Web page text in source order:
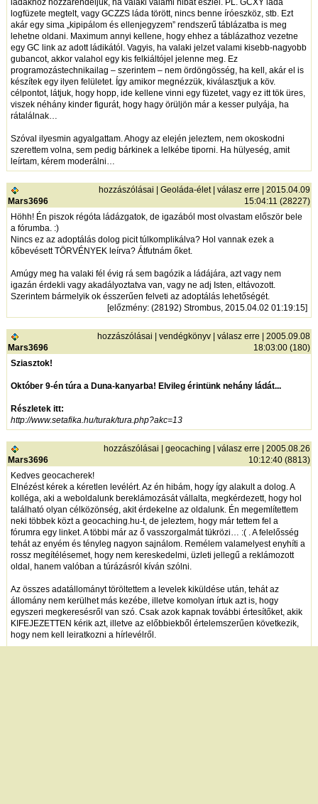
ládákhoz hozzárendeljük, ha valaki valami hibát észlel. PL. GCXY láda
logfüzete megtelt, vagy GCZZS láda törött, nincs benne íróeszköz, stb. Ezt
akár egy sima „kipipálom és ellenjegyzem” rendszerű táblázatba is meg
lehetne oldani. Maximum annyi kellene, hogy ehhez a táblázathoz vezetne
egy GC link az adott ládikától. Vagyis, ha valaki jelzet valami kisebb-nagyobb
gubancot, akkor valahol egy kis felkiáltójel jelenne meg. Ez
programozástechnikailag – szerintem – nem ördöngösség, ha kell, akár el is
készítek egy ilyen felületet. Így amikor megnézzük, kiválasztjuk a köv.
célpontot, látjuk, hogy hopp, ide kellene vinni egy füzetet, vagy ez itt tök üres,
viszek néhány kinder figurát, hogy hagy örüljön már a kesser pulyája, ha
rátalálnak…
Szóval ilyesmin agyalgattam. Ahogy az elején jeleztem, nem okoskodni
szerettem volna, sem pedig bárkinek a lelkébe tiporni. Ha hülyeség, amit
leírtam, kérem moderálni…
Mars3696
hozzászólásai |Geoláda-élet|válasz erre | 2015.04.09
15:04:11 (28227)
Höhh! Én piszok régóta ládázgatok, de igazából most olvastam először bele
a fórumba. :)
Nincs ez az adoptálás dolog picit túlkomplikálva? Hol vannak ezek a
kőbevésett TÖRVÉNYEK leírva? Átfutnám őket.
Amúgy meg ha valaki fél évig rá sem bagózik a ládájára, azt vagy nem
igazán érdekli vagy akadályoztatva van, vagy ne adj Isten, eltávozott.
Szerintem bármelyik ok ésszerűen felveti az adoptálás lehetőségét.
[előzmény: (28192) Strombus, 2015.04.02 01:19:15]
Mars3696
hozzászólásai |vendégkönyv |válasz erre | 2005.09.08
18:03:00 (180)
Sziasztok!
Október 9-én túra a Duna-kanyarba! Elvileg érintünk nehány ládát...
Részletek itt:
http://www.setafika.hu/turak/tura.php?akc=13
Mars3696
hozzászólásai |geocaching |válasz erre | 2005.08.26
10:12:40 (8813)
Kedves geocacherek!
Elnézést kérek a kéretlen levélért. Az én hibám, hogy így alakult a dolog. A
kolléga, aki a weboldalunk bereklámozását vállalta, megkérdezett, hogy hol
található olyan célközönség, akit érdekelne az oldalunk. Én megemlítettem
neki többek közt a geocaching.hu-t, de jeleztem, hogy már tettem fel a
fórumra egy linket. A többi már az ő vasszorgalmát tükrözi… :( . A felelősség
tehát az enyém és tényleg nagyon sajnálom. Remélem valamelyest enyhíti a
rossz megítélésemet, hogy nem kereskedelmi, üzleti jellegű a reklámozott
oldal, hanem valóban a túrázásról kíván szólni.
Az összes adatállományt töröltettem a levelek kiküldése után, tehát az
állomány nem kerülhet más kezébe, illetve komolyan írtuk azt is, hogy
egyszeri megkeresésről van szó. Csak azok kapnak további értesítőket, akik
KIFEJEZETTEN kérik azt, illetve az előbbiekből értelemszerűen következik,
hogy nem kell leiratkozni a hírlevélről.